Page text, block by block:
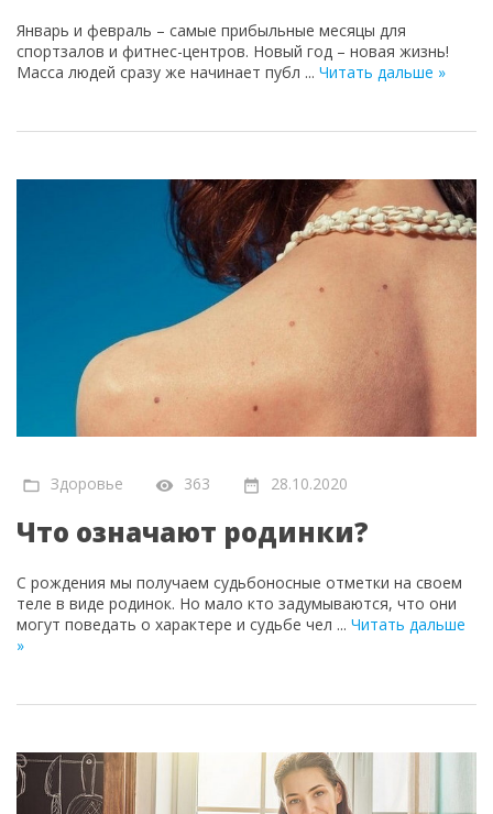
Январь и февраль – самые прибыльные месяцы для
спортзалов и фитнес-центров. Новый год – новая жизнь!
Масса людей сразу же начинает публ ... Читать дальше »
Здоровье 363 28.10.2020
Что означают родинки?
С рождения мы получаем судьбоносные отметки на своем
теле в виде родинок. Но мало кто задумываются, что они
могут поведать о характере и судьбе чел ... Читать дальше
»